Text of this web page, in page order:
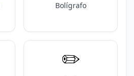
Bolígrafo
✏️